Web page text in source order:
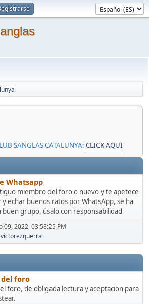
SANGLAS CATALUNYA: CLICK AQUI
Whatsapp
miembro del foro o nuevo y te apetece
echar buenos ratos por WhatsApp, se ha
buen grupo, úsalo con responsabilidad
09, 2022, 03:58:25 PM
victorezquerra
foro
foro, de obligada lectura y aceptacion para